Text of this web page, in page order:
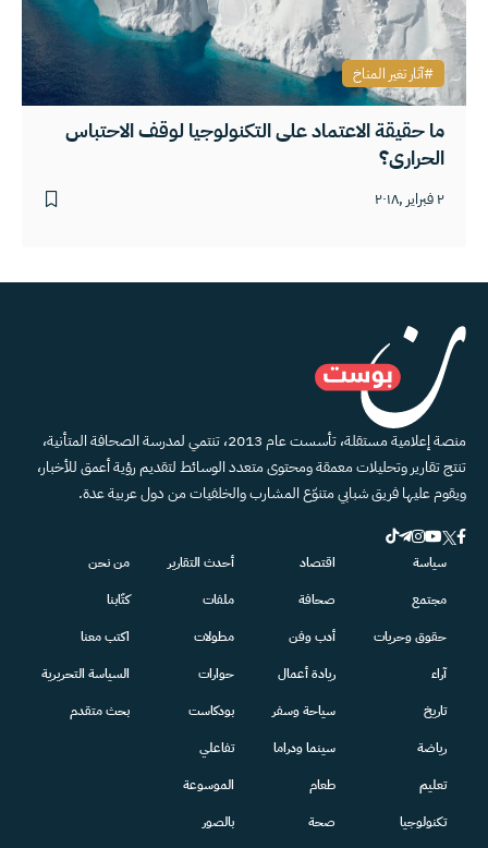
ما حقيقة الاعتماد على التكنولوجيا لوقف الاحتباس
الحراري؟
٢ فبراير ,٢٠١٨
آثار تغير المناخ
منصة إعلامية مستقلة، تأسست عام 2013، تنتمي لمدرسة الصحافة المتأنية،
تنتج تقارير وتحليلات معمقة ومحتوى متعدد الوسائط لتقديم رؤية أعمق للأخبار،
ويقوم عليها فريق شبابي متنوّع المشارب والخلفيات من دول عربية عدة.
سياسة
مجتمع
حقوق وحريات
آراء
تاريخ
رياضة
تعليم
تكنولوجيا
اقتصاد
صحافة
أدب وفن
ريادة أعمال
سياحة وسفر
سينما ودراما
طعام
صحة
أحدث التقارير
ملفات
مطولات
حوارات
بودكاست
تفاعلي
الموسوعة
بالصور
من نحن
كتّابنا
اكتب معنا
السياسة التحريرية
بحث متقدم